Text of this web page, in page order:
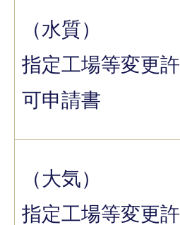
（水質）
指定工場等変更許
可申請書
（大気）
指定工場等変更許